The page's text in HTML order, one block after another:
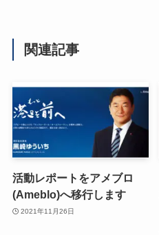
関連記事
活動レポートをアメブロ
(Ameblo)へ移行します
2021年11月26日